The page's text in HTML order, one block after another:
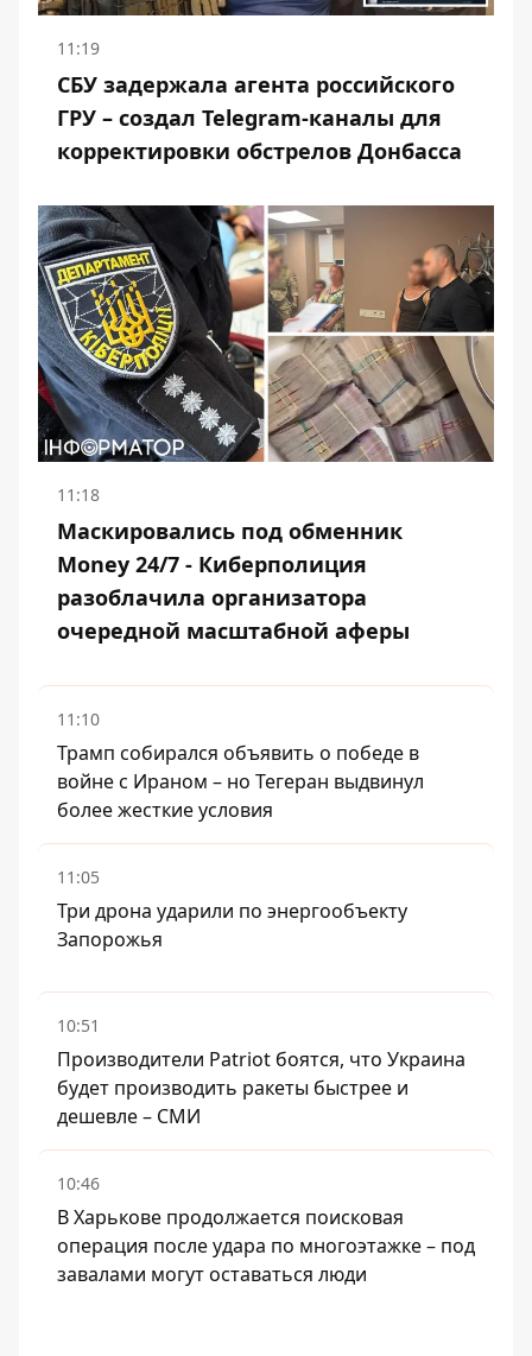
11:19
СБУ задержала агента российского
ГРУ – создал Telegram-каналы для
корректировки обстрелов Донбасса
11:18
Маскировались под обменник
Money 24/7 - Киберполиция
разоблачила организатора
очередной масштабной аферы
11:10
Трамп собирался объявить о победе в
войне с Ираном – но Тегеран выдвинул
более жесткие условия
11:05
Три дрона ударили по энергообъекту
Запорожья
10:51
Производители Patriot боятся, что Украина
будет производить ракеты быстрее и
дешевле – СМИ
10:46
В Харькове продолжается поисковая
операция после удара по многоэтажке – под
завалами могут оставаться люди